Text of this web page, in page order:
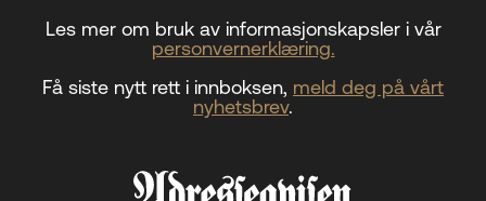
Les mer om bruk av informasjonskapsler i vår
personvernerklæring.
Få siste nytt rett i innboksen, meld deg på vårt
nyhetsbrev.